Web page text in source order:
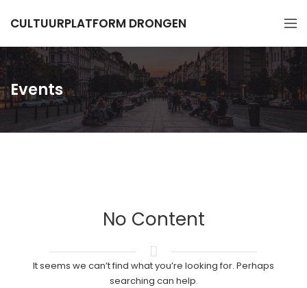
CULTUURPLATFORM DRONGEN
Events
No Content
It seems we can’t find what you’re looking for. Perhaps
searching can help.